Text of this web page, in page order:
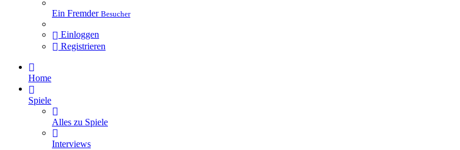
Ein Fremder Besucher
Einloggen
Registrieren
Home
Spiele
Alles zu Spiele
Interviews